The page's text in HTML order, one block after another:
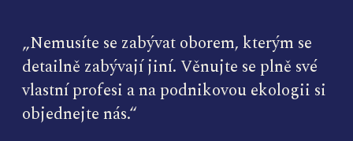
„Nemusíte se zabývat oborem, kterým se
detailně zabývají jiní. Věnujte se plně své
vlastní profesi a na podnikovou ekologii si
objednejte nás.“